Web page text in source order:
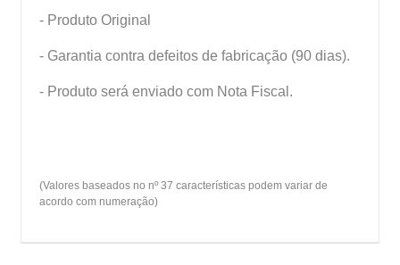
- Produto Original
- Garantia contra defeitos de fabricação (90 dias).
- Produto será enviado com Nota Fiscal.
(Valores baseados no nº 37 características podem variar de
acordo com numeração)